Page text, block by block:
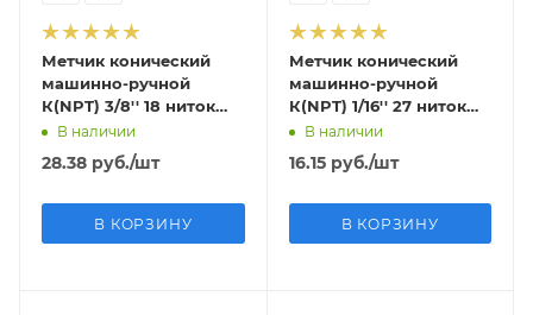
Метчик конический
машинно-ручной
К(NPT) 3/8'' 18 ниток
HSS, Р6М5 исп1
В наличии
28.38 руб./шт
В КОРЗИНУ
Метчик конический
машинно-ручной
К(NPT) 1/16'' 27 ниток
HSS, Р6М5 исп1
В наличии
16.15руб./шт
В КОРЗИНУ